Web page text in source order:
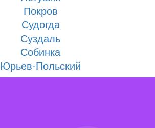
Покров
Судогда
Суздаль
Собинка
Юрьев-Польский